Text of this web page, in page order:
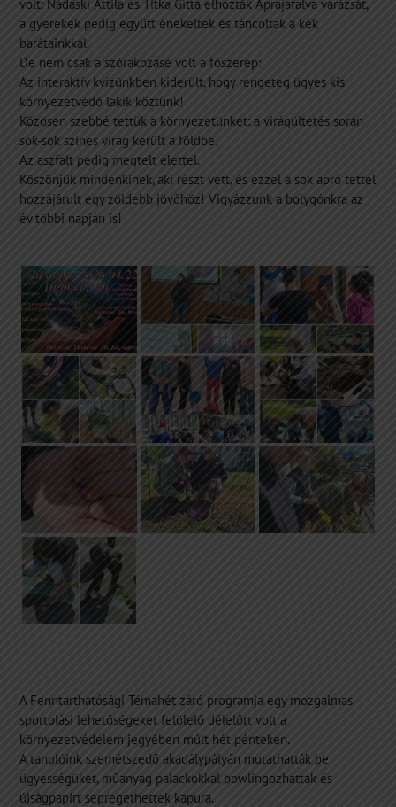
volt: Nádaski Attila és Titka Gitta elhozták Aprajafalva varázsát,
a gyerekek pedig együtt énekeltek és táncoltak a kék
barátainkkal.
De nem csak a szórakozásé volt a főszerep:
Az interaktív kvízünkben kiderült, hogy rengeteg ügyes kis
környezetvédő lakik köztünk!
Közösen szebbé tettük a környezetünket: a virágültetés során
sok-sok színes virág került a földbe.
Az aszfalt pedig megtelt élettel.
Köszönjük mindenkinek, aki részt vett, és ezzel a sok apró tettel
hozzájárult egy zöldebb jövőhöz! Vigyázzunk a bolygónkra az
év többi napján is!
A Fenntarthatósági Témahét záró programja egy mozgalmas
sportolási lehetőségeket felölelő délelőtt volt a
környezetvédelem jegyében múlt hét pénteken.
A tanulóink szemétszedő akadálypályán mutathatták be
ügyességüket, műanyag palackokkal bowlingozhattak és
újságpapírt sepregethettek kapura.